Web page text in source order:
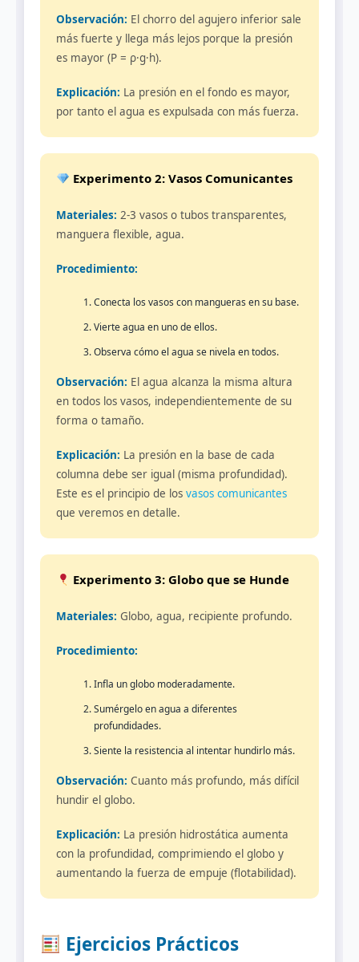
Observación: El chorro del agujero inferior sale
más fuerte y llega más lejos porque la presión
es mayor (P = ρ·g·h).
Explicación: La presión en el fondo es mayor,
por tanto el agua es expulsada con más fuerza.
Experimento 2: Vasos Comunicantes
Materiales: 2-3 vasos o tubos transparentes,
manguera flexible, agua.
Procedimiento:
Conecta los vasos con mangueras en su base.
Vierte agua en uno de ellos.
Observa cómo el agua se nivela en todos.
Observación: El agua alcanza la misma altura
en todos los vasos, independientemente de su
forma o tamaño.
Explicación: La presión en la base de cada
columna debe ser igual (misma profundidad).
Este es el principio de los vasos comunicantes
que veremos en detalle.
Experimento 3: Globo que se Hunde
Materiales: Globo, agua, recipiente profundo.
Procedimiento:
Infla un globo moderadamente.
Sumérgelo en agua a diferentes
profundidades.
Siente la resistencia al intentar hundirlo más.
Observación: Cuanto más profundo, más difícil
hundir el globo.
Explicación: La presión hidrostática aumenta
con la profundidad, comprimiendo el globo y
aumentando la fuerza de empuje (flotabilidad).
Ejercicios Prácticos